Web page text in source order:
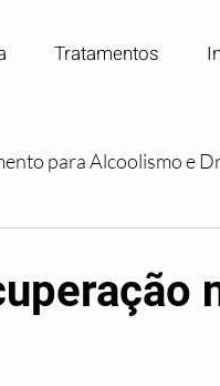
Tratamentos
para Alcoolismo e